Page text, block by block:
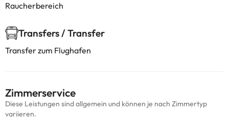
Raucherbereich
Transfers / Transfer
Transfer zum Flughafen
Zimmerservice
Diese Leistungen sind allgemein und können je nach Zimmertyp
variieren.